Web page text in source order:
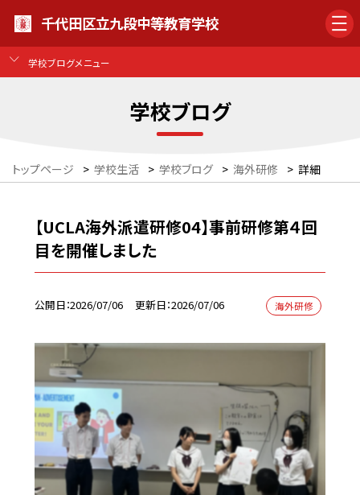
千代田区立九段中等教育学校
学校ブログメニュー
学校ブログ
トップページ > 学校生活 > 学校ブログ > 海外研修 > 詳細
【UCLA海外派遣研修04】事前研修第４回
目を開催しました
公開日 2026/07/06 更新日 2026/07/06 海外研修